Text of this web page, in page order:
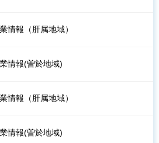
情報（肝属地域）
情報(曽於地域)
情報（肝属地域）
情報(曽於地域)